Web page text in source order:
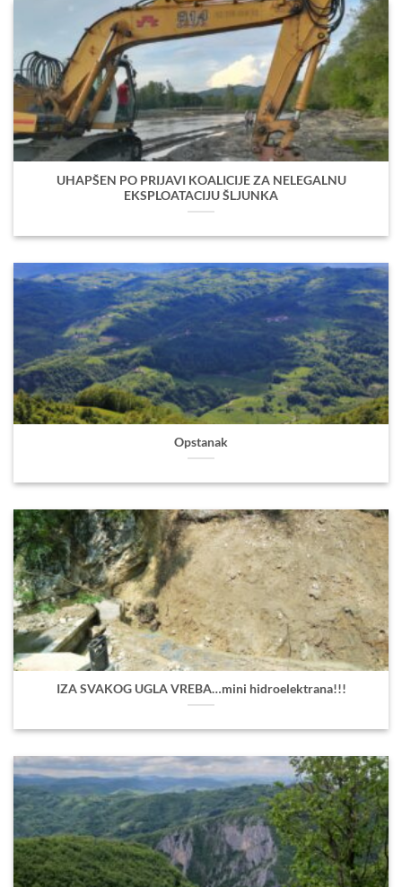
UHAPŠEN PO PRIJAVI KOALICIJE ZA NELEGALNU
EKSPLOATACIJU ŠLJUNKA
Opstanak
IZA SVAKOG UGLA VREBA…mini hidroelektrana!!!